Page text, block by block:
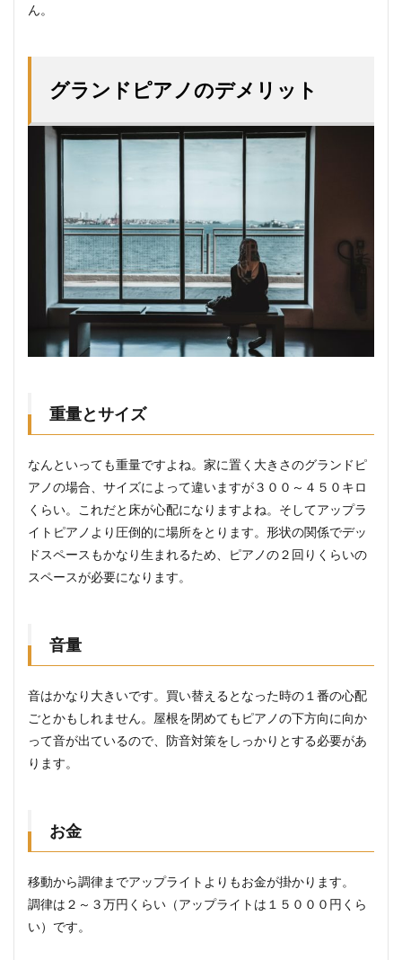
ん。
グランドピアノのデメリット
重量とサイズ
なんといっても重量ですよね。家に置く大きさのグランドピ
アノの場合、サイズによって違いますが３００～４５０キロ
くらい。これだと床が心配になりますよね。そしてアップラ
イトピアノより圧倒的に場所をとります。形状の関係でデッ
ドスペースもかなり生まれるため、ピアノの２回りくらいの
スペースが必要になります。
音量
音はかなり大きいです。買い替えるとなった時の１番の心配
ごとかもしれません。屋根を閉めてもピアノの下方向に向か
って音が出ているので、防音対策をしっかりとする必要があ
ります。
お金
移動から調律までアップライトよりもお金が掛かります。
調律は２～３万円くらい（アップライトは１５０００円くら
い）です。